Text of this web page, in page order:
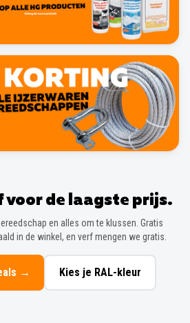
voor de laagste prijs.
en alles om te klussen. Gratis
in de winkel, en verf mengen we gratis.
→ Kies je RAL-kleur